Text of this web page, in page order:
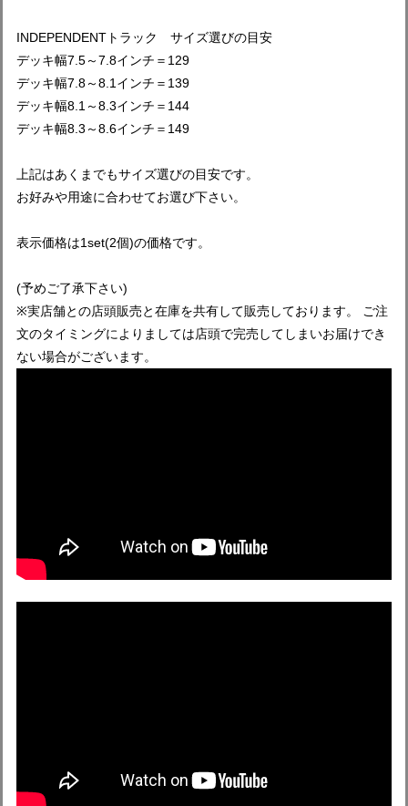
INDEPENDENTトラック サイズ選びの目安
デッキ幅7.5～7.8インチ＝129
デッキ幅7.8～8.1インチ＝139
デッキ幅8.1～8.3インチ＝144
デッキ幅8.3～8.6インチ＝149
上記はあくまでもサイズ選びの目安です。
お好みや用途に合わせてお選び下さい。
表示価格は1set(2個)の価格です。
(予めご了承下さい)
※実店舗との店頭販売と在庫を共有して販売しております。 ご注
文のタイミングによりましては店頭で完売してしまいお届けでき
ない場合がございます。